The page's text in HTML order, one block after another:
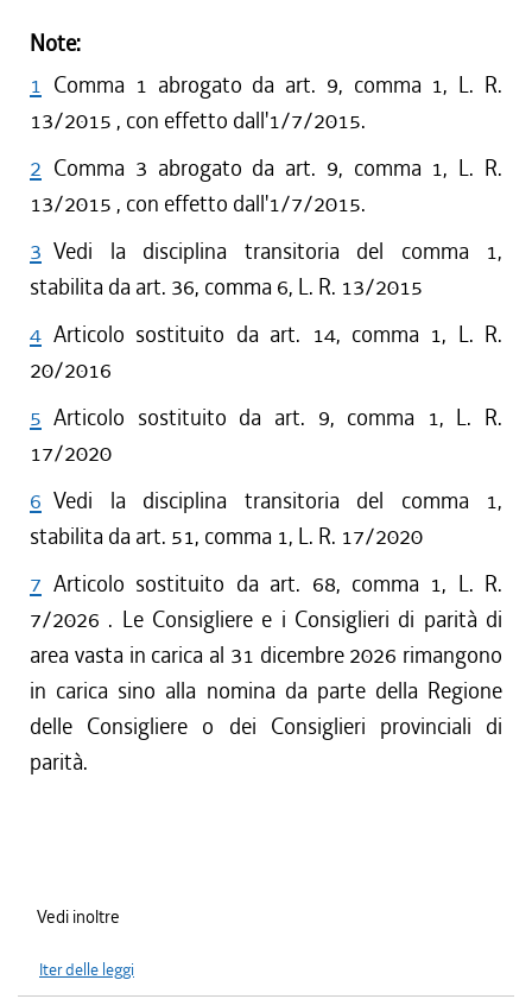
Note:
1 Comma 1 abrogato da art. 9, comma 1, L. R.
13/2015 , con effetto dall'1/7/2015.
2 Comma 3 abrogato da art. 9, comma 1, L. R.
13/2015 , con effetto dall'1/7/2015.
3 Vedi la disciplina transitoria del comma 1,
stabilita da art. 36, comma 6, L. R. 13/2015
4 Articolo sostituito da art. 14, comma 1, L. R.
20/2016
5 Articolo sostituito da art. 9, comma 1, L. R.
17/2020
6 Vedi la disciplina transitoria del comma 1,
stabilita da art. 51, comma 1, L. R. 17/2020
7 Articolo sostituito da art. 68, comma 1, L. R.
7/2026 . Le Consigliere e i Consiglieri di parità di
area vasta in carica al 31 dicembre 2026 rimangono
in carica sino alla nomina da parte della Regione
delle Consigliere o dei Consiglieri provinciali di
parità.
Vedi inoltre
Iter delle leggi